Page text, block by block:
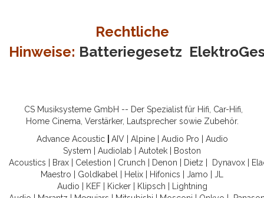
Rechtliche
Hinweise: Batteriegesetz
CS Musiksysteme GmbH -- Der Spezialist für Hifi, Car-Hifi,
Home Cinema, Verstärker, Lautsprecher sowie Zubehör.
Advance Acoustic
AIV| Alpine| Audio Pro
Audio
System
Audiolab Autotek
Boston
Acoustics
Brax Celestion Crunch Denon Dietz Dynavox
Maestro
Goldkabel Helix Hifonics Jamo
JL
Audio
KEF| Kicker| Klipsch
Lightning